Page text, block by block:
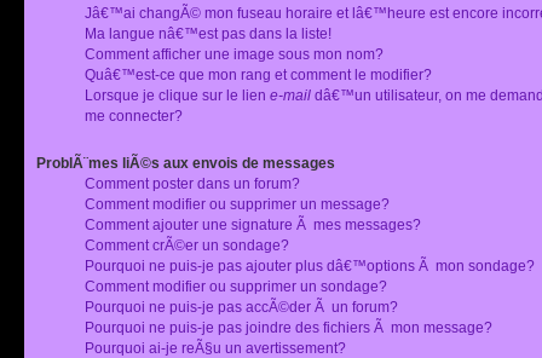
Jâ€™ai changÃ© mon fuseau horaire et lâ€™heure est encore
Ma langue nâ€™est pas dans la liste!
Comment afficher une image sous mon nom?
Quâ€™est-ce que mon rang et comment le modifier?
Lorsque je clique sur le lien e-mail dâ€™un utilisateur, on me
me connecter?
ProblÃ¨mes liÃ©s aux envois de messages
Comment poster dans un forum?
Comment modifier ou supprimer un message?
Comment ajouter une signature Ã mes messages?
Comment crÃ©er un sondage?
Pourquoi ne puis-je pas ajouter plus dâ€™options Ã mon sondage?
Comment modifier ou supprimer un sondage?
Pourquoi ne puis-je pas accÃ©der Ã un forum?
Pourquoi ne puis-je pas joindre des fichiers Ã mon message?
Pourquoi ai-je reÃ§u un avertissement?